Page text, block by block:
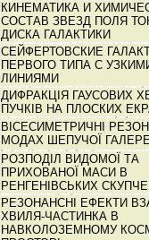
КИНЕМАТИКА И
СОСТАВ ЗВЕЗД ПОЛЯ
ДИСКА ГАЛАКТИКИ
СЕЙФЕРТОВСКИЕ
ПЕРВОГО ТИПА С
ЛИНИЯМИ
ДИФРАКЦІЯ ГАУСОВИХ
ПУЧКІВ НА ПЛОСКИХ
ВІСЕСИМЕТРИЧНІ
МОДАХ ШЕПУЧОЇ
РОЗПОДІЛ ВИДОМОЇ ТА
ПРИХОВАНОЇ МАСИ В
РЕНГЕНІВСЬКИХ
РЕЗОНАНСНІ ЕФЕКТИ
ХВИЛЯ-ЧАСТИНКА В
НАВКОЛОЗЕМНОМУ